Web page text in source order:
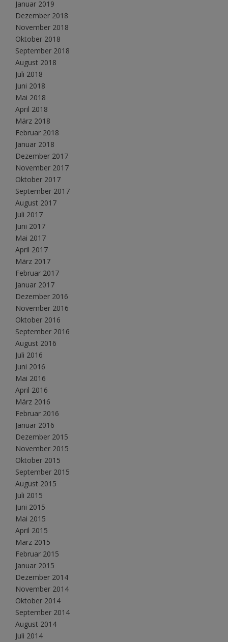
Januar 2019
Dezember 2018
November 2018
Oktober 2018
September 2018
August 2018
Juli 2018
Juni 2018
Mai 2018
April 2018
März 2018
Februar 2018
Januar 2018
Dezember 2017
November 2017
Oktober 2017
September 2017
August 2017
Juli 2017
Juni 2017
Mai 2017
April 2017
März 2017
Februar 2017
Januar 2017
Dezember 2016
November 2016
Oktober 2016
September 2016
August 2016
Juli 2016
Juni 2016
Mai 2016
April 2016
März 2016
Februar 2016
Januar 2016
Dezember 2015
November 2015
Oktober 2015
September 2015
August 2015
Juli 2015
Juni 2015
Mai 2015
April 2015
März 2015
Februar 2015
Januar 2015
Dezember 2014
November 2014
Oktober 2014
September 2014
August 2014
Juli 2014